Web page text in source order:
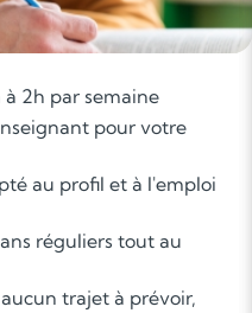
à 2h par semaine
pour votre
au profil et à l'emploi
réguliers tout au
trajet à prévoir,